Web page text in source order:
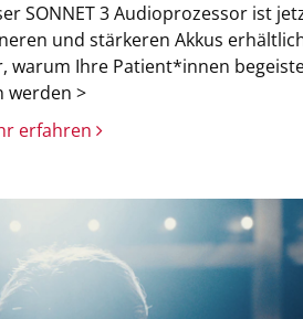
SONNET 3 Audioprozessor ist
und stärkeren Akkus
warum Ihre Patient*innen
werden >
erfahren